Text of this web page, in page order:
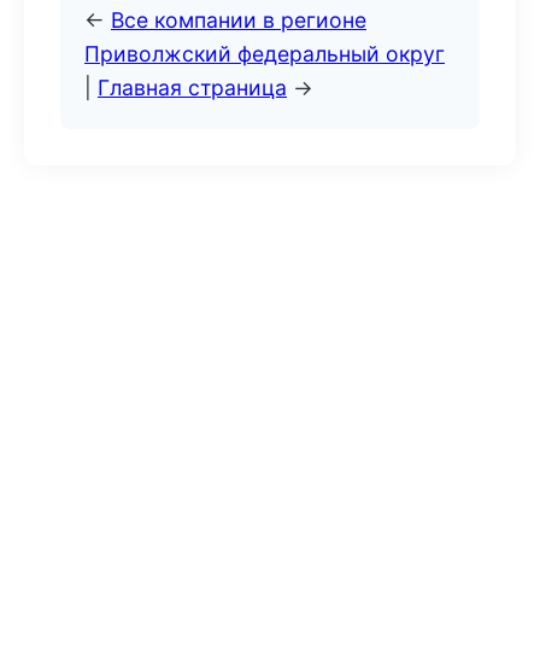
← Все компании в регионе
Приволжский федеральный округ
Главная страница →